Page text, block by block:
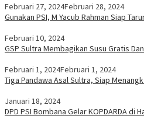
Februari 27, 2024Februari 28, 2024
Gunakan PSI, M Yacub Rahman Siap
Februari 10, 2024
GSP Sultra Membagikan Susu Gratis
Februari 1, 2024Februari 1, 2024
Tiga Pandawa Asal Sultra, Siap
Januari 18, 2024
DPD PSI Bombana Gelar KOPDARDA di